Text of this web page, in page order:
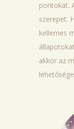
pontokat.
szerepet.
kellemes
akkor az